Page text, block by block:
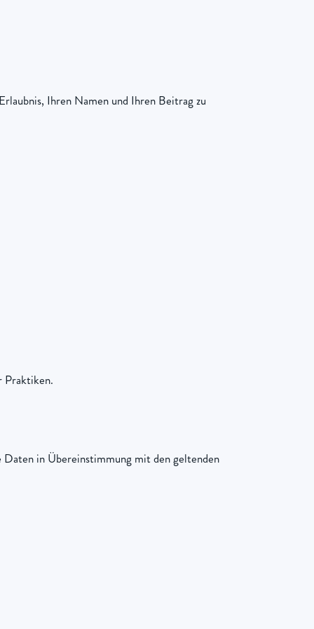
Ihren Namen und Ihren Beitrag zu
Praktiken.
in Übereinstimmung mit den geltenden